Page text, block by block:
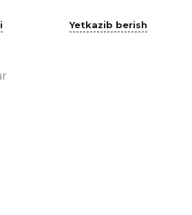
Yetkazib berish